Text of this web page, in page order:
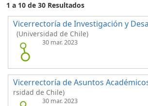
1 a 10 de 30 Resultados
Vicerrectoría de Investigación y
(Universidad de Chile)
30 mar. 2023
Vicerrectoría de Asuntos
rsidad de Chile)
30 mar. 2023